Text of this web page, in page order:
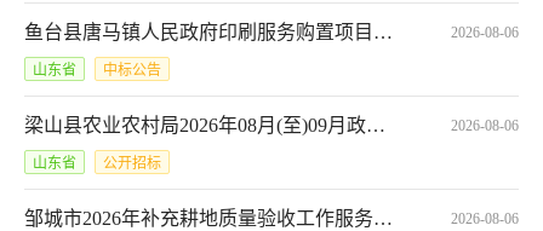
鱼台县唐马镇人民政府印刷服务购置项目定点竞价成交公告*SDGP370827000202601000215_A 2026-08-06
山东省 中标公告
梁山县农业农村局2026年08月(至)09月政府采购意向*梁山县农业农村局2026年梁山县大路口镇高标准农田结余资金项目 2026-08-06
山东省 公开招标
邹城市2026年补充耕地质量验收工作服务采购项目合同公示*SDGP370883000202602000049A_001 2026-08-06